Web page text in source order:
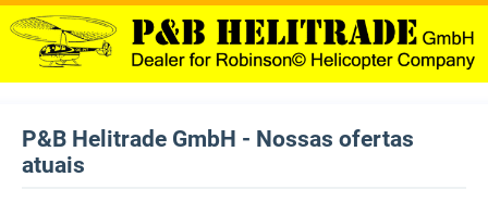
P&B Helitrade GmbH - Nossas ofertas
atuais